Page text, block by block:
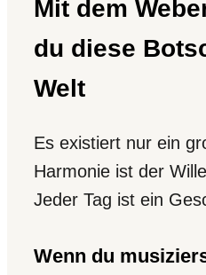
Mit dem
du diese
Welt
Es existiert nur ein
Harmonie ist der
Jeder Tag ist ein
Wenn du